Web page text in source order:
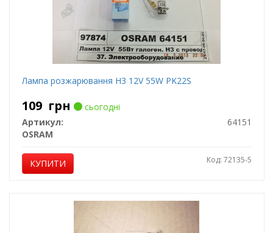
Лампа розжарювання H3 12V 55W PK22S
109 грн
сьогодні
Артикул:
64151
OSRAM
КУПИТИ Код: 72135-5